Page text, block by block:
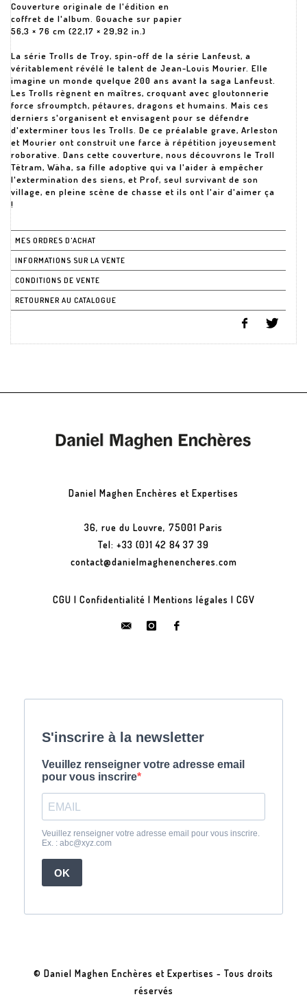
Couverture originale de l'édition en
coffret de l'album. Gouache sur papier
56,3 × 76 cm (22,17 × 29,92 in.)
La série Trolls de Troy, spin-off de la série Lanfeust, a
véritablement révélé le talent de Jean-Louis Mourier. Elle
imagine un monde quelque 200 ans avant la saga Lanfeust.
Les Trolls règnent en maîtres, croquant avec gloutonnerie
force sfroumptch, pétaures, dragons et humains. Mais ces
derniers s'organisent et envisagent pour se défendre
d'exterminer tous les Trolls. De ce préalable grave, Arleston
et Mourier ont construit une farce à répétition joyeusement
roborative. Dans cette couverture, nous découvrons le Troll
Tëtram, Wäha, sa fille adoptive qui va l'aider à empêcher
l'extermination des siens, et Prof, seul survivant de son
village, en pleine scène de chasse et ils ont l'air d'aimer ça
!
MES ORDRES D'ACHAT
INFORMATIONS SUR LA VENTE
CONDITIONS DE VENTE
RETOURNER AU CATALOGUE
Daniel Maghen Enchères et Expertises
36, rue du Louvre, 75001 Paris
Tel: +33 (0)1 42 84 37 39
contact@danielmaghenencheres.com
CGU | Confidentialité | Mentions légales | CGV
© Daniel Maghen Enchères et Expertises - Tous droits
réservés